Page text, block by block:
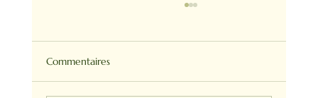
Commentaires